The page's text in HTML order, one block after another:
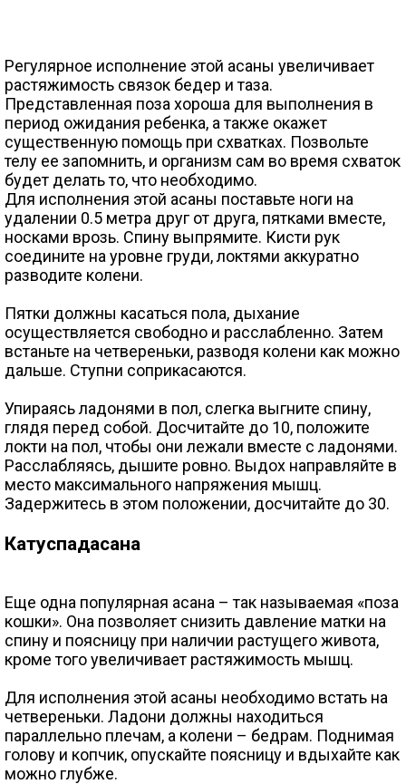
Регулярное исполнение этой асаны увеличивает
растяжимость связок бедер и таза.
Представленная поза хороша для выполнения в
период ожидания ребенка, а также окажет
существенную помощь при схватках. Позвольте
телу ее запомнить, и организм сам во время схваток
будет делать то, что необходимо.
Для исполнения этой асаны поставьте ноги на
удалении 0.5 метра друг от друга, пятками вместе,
носками врозь. Спину выпрямите. Кисти рук
соедините на уровне груди, локтями аккуратно
разводите колени.
Пятки должны касаться пола, дыхание
осуществляется свободно и расслабленно. Затем
встаньте на четвереньки, разводя колени как можно
дальше. Ступни соприкасаются.
Упираясь ладонями в пол, слегка выгните спину,
глядя перед собой. Досчитайте до 10, положите
локти на пол, чтобы они лежали вместе с ладонями.
Расслабляясь, дышите ровно. Выдох направляйте в
место максимального напряжения мышц.
Задержитесь в этом положении, досчитайте до 30.
Катуспадасана
Еще одна популярная асана – так называемая «поза
кошки». Она позволяет снизить давление матки на
спину и поясницу при наличии растущего живота,
кроме того увеличивает растяжимость мышц.
Для исполнения этой асаны необходимо встать на
четвереньки. Ладони должны находиться
параллельно плечам, а колени – бедрам. Поднимая
голову и копчик, опускайте поясницу и вдыхайте как
можно глубже.